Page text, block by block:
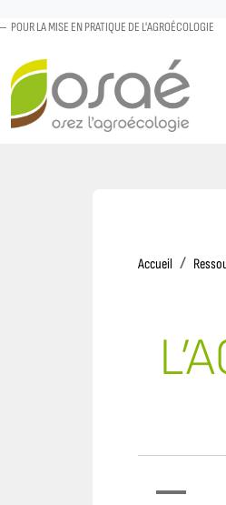
POUR LA MISE EN PRATIQUE DE L'AGROÉCOLOGIE
Accueil Accueil